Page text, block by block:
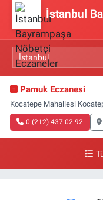
İstanbul
Pamuk Eczanesi
Kocatepe Mahallesi
0 (212) 437 02 92